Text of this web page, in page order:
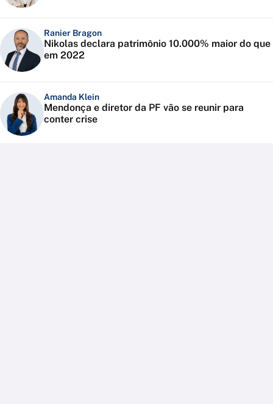
Ranier Bragon
Nikolas declara patrimônio 10.000% maior do que
em 2022
Amanda Klein
Mendonça e diretor da PF vão se reunir para
conter crise